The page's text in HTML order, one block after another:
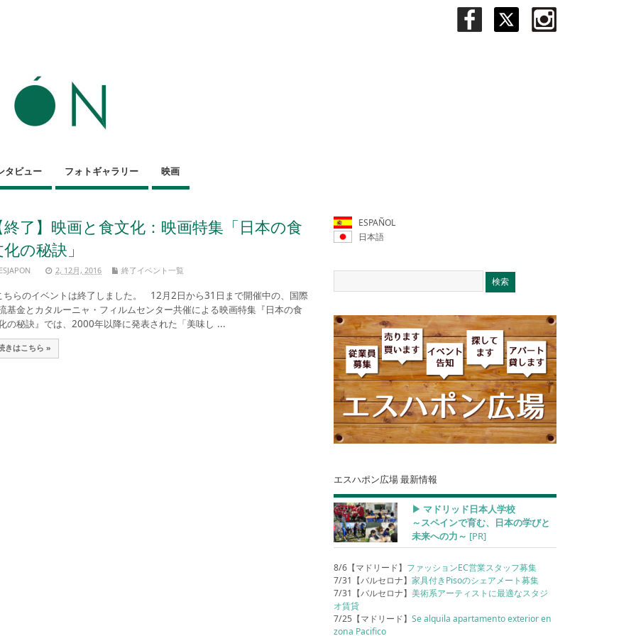
タビュー フォトギャラリー 映画
終了】映画と食文化：映画特集「日本の食
の秘訣」
2, 12月, 2016 終了イベント一覧
らのイベントは終了しました。 12月2日から31日まで開催中の、国際
基金とカタルーニャ・フィルムセンター共催による映画特集『日本の食
の秘訣』では、2000年以降に発表された「美味し ...
きはこちら »
ESPAÑOL
日本語
エスハポン広場 最新情報
▶︎ マドリッド日本人学校
～スペインで育む、日本の学びと
未来への力～ [PR]
8/6【マドリード】 ファッションEC営業スタッフ募集
7/31【バルセロナ】家具付きPisoのシェアメート募集
7/31【バルセロナ】美術系アーティストに最適なスタジ
オ賃貸
7/25【マドリード】Se alquila apartamento exterior en
zona Pacifico